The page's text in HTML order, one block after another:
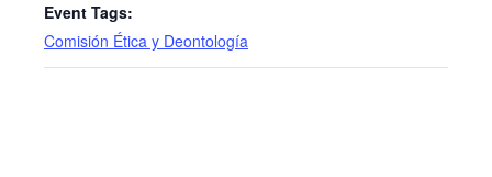
Event Tags:
Comisión Ética y Deontología